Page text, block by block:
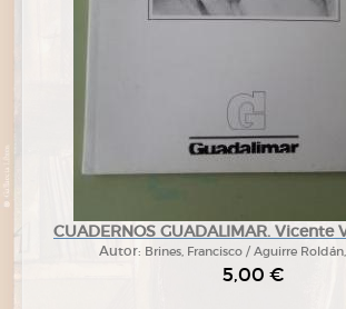
CUADERNOS GUADALIMAR. Vicente
Autor: Brines, Francisco / Aguirre
5,00 €